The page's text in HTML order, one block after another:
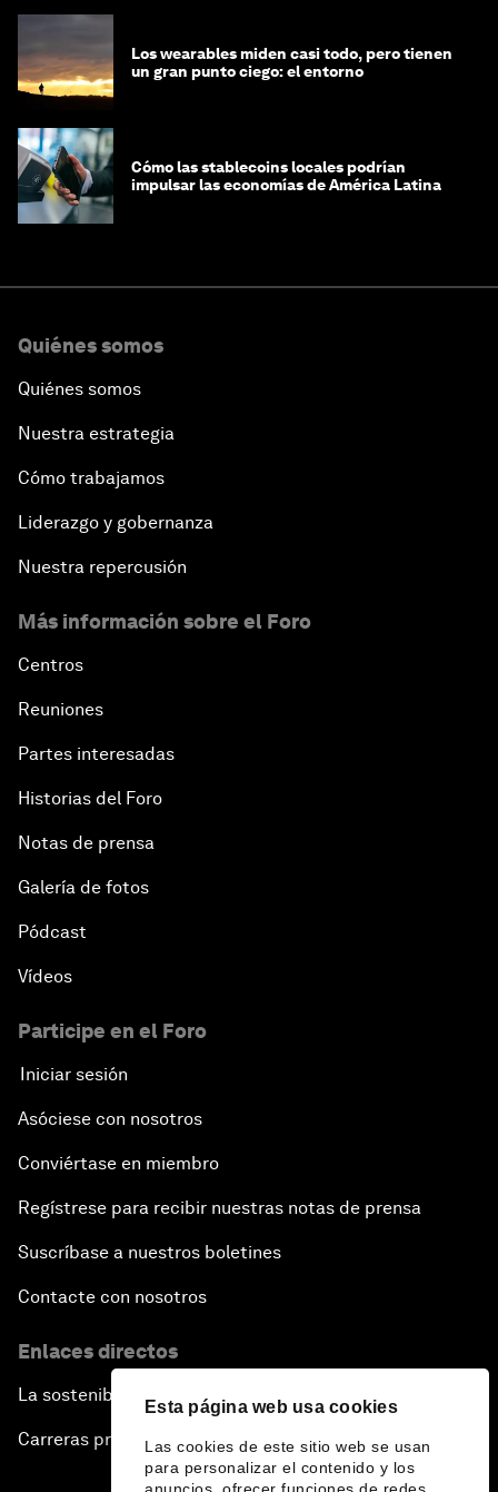
Esta página web usa cookies
Las cookies de este sitio web se usan
para personalizar el contenido y los
Los wearables miden casi todo, pero tienen
un gran punto ciego: el entorno
Cómo las stablecoins locales podrían
impulsar las economías de América Latina
Quiénes somos
Quiénes somos
Nuestra estrategia
Cómo trabajamos
Liderazgo y gobernanza
Nuestra repercusión
Más información sobre el Foro
Centros
Reuniones
Partes interesadas
Historias del Foro
Notas de prensa
Galería de fotos
Pódcast
Vídeos
Participe en el Foro
Iniciar sesión
Asóciese con nosotros
Conviértase en miembro
Regístrese para recibir nuestras notas de prensa
Suscríbase a nuestros boletines
Contacte con nosotros
Enlaces directos
La sostenibilidad en el Foro
Carreras profesionales